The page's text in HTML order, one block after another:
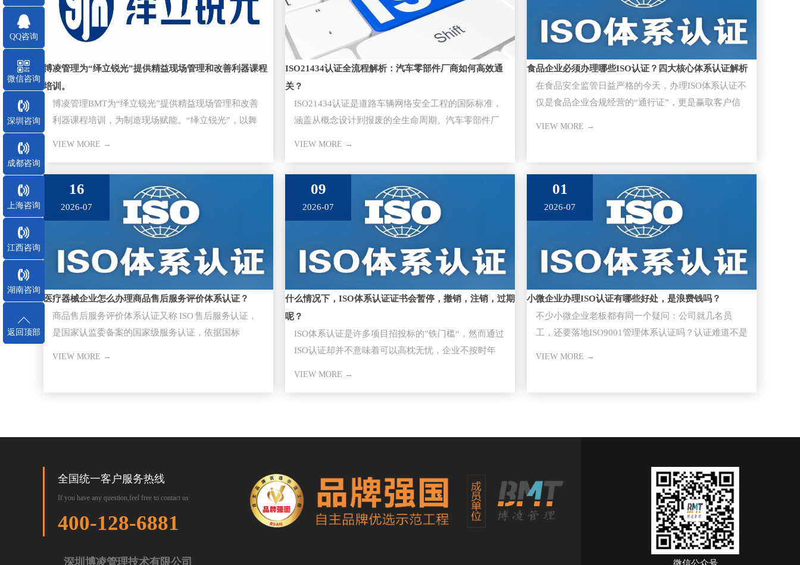
博凌管理为“绎立锐光”提供精益现场管理和改善利器课程
培训。
博凌管理BMT为“绎立锐光”提供精益现场管理和改善
利器课程培训，为制造现场赋能。“绎立锐光”，以舞
VIEW MORE →
ISO21434认证全流程解析：汽车零部件厂商如何高效通
关？
ISO21434认证是道路车辆网络安全工程的国际标准，
涵盖从概念设计到报废的全生命周期。汽车零部件厂
VIEW MORE →
食品企业必须办理哪些ISO认证？四大核心体系认证解析
在食品安全监管日益严格的今天，办理ISO体系认证不
仅是食品企业合规经营的“通行证”，更是赢取客户信
VIEW MORE →
16
2026-07
医疗器械企业怎么办理商品售后服务评价体系认证？
商品售后服务评价体系认证又称 ISO 售后服务认证，
是国家认监委备案的国家级服务认证，依据国标
VIEW MORE →
09
2026-07
什么情况下，ISO体系认证证书会暂停，撤销，注销，过期
呢？
ISO体系认证是许多项目招投标的”铁门槛“，然而通过
ISO认证却并不意味着可以高枕无忧，企业不按时年
VIEW MORE →
01
2026-07
小微企业办理ISO认证有哪些好处，是浪费钱吗？
不少小微企业老板都有同一个疑问：公司就几名员
工，还要落地ISO9001管理体系认证​吗？认证难道不是
VIEW MORE →
全国统一客户服务热线
If you have any question,feel free to contact us
400-128-6881
深圳博凌管理技术有限公司
QQ咨询
微信咨询
深圳咨询
成都咨询
上海咨询
江西咨询
湖南咨询
返回顶部